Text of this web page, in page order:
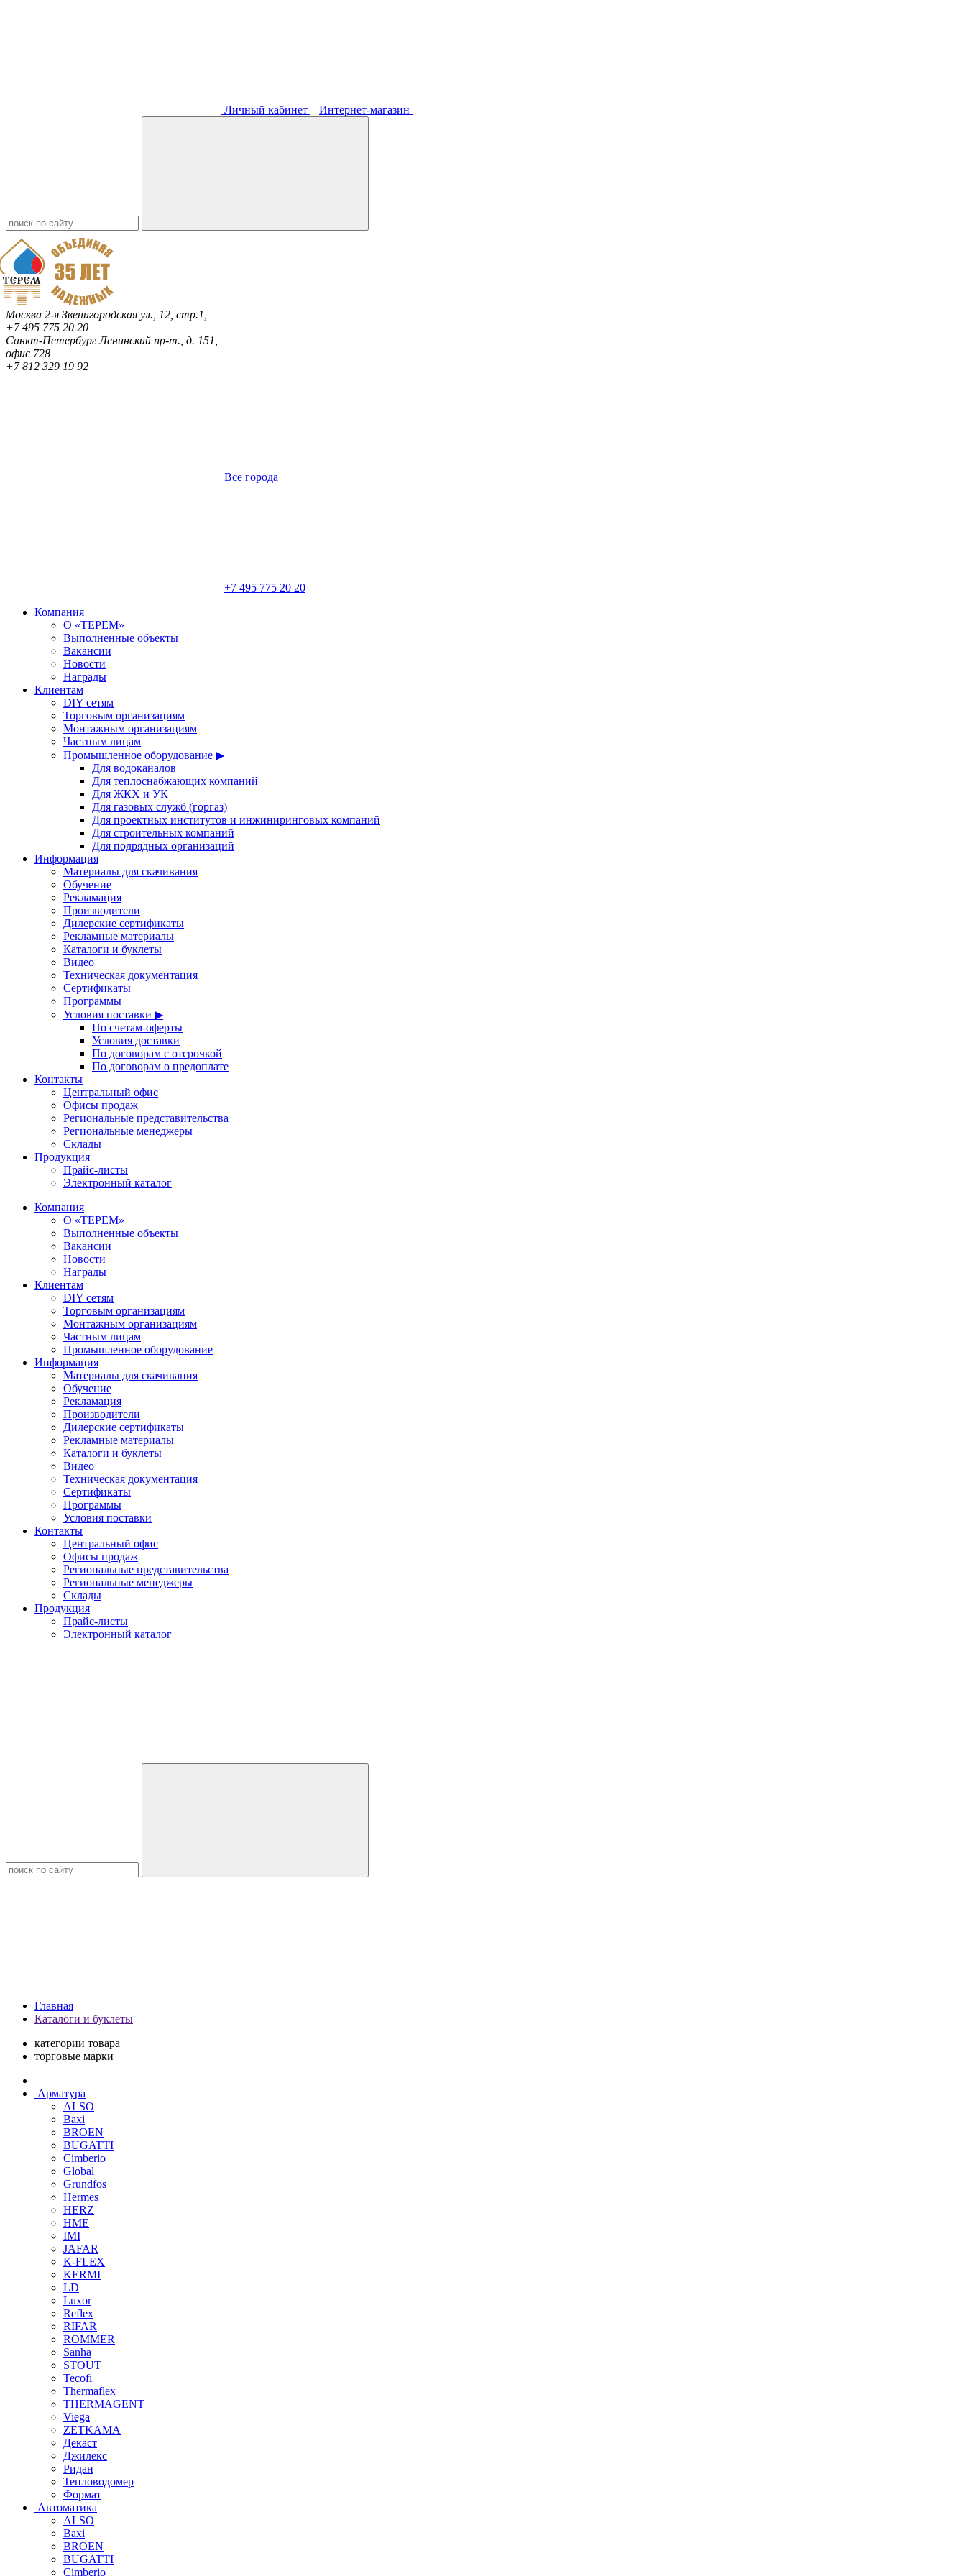
Личный кабинет Интернет-магазин
Москва 2-я Звенигородская ул., 12, стр.1,
+7 495 775 20 20
Санкт-ПетербургЛенинский пр-т., д. 151,
офис 728
+7 812 329 19 92
Все города
+7 495 775 20 20
Компания
О «ТЕРЕМ»
Выполненные объекты
Вакансии
Новости
Награды
Клиентам
DIY сетям
Торговым организациям
Монтажным организациям
Частным лицам
Промышленное оборудование ▶
Для водоканалов
Для теплоснабжающих компаний
Для ЖКХ и УК
Для газовых служб (горгаз)
Для проектных институтов и инжиниринговых компаний
Для строительных компаний
Для подрядных организаций
Информация
Материалы для скачивания
Обучение
Рекламация
Производители
Дилерские сертификаты
Рекламные материалы
Каталоги и буклеты
Видео
Техническая документация
Сертификаты
Программы
Условия поставки ▶
По счетам-оферты
Условия доставки
По договорам с отсрочкой
По договорам о предоплате
Контакты
Центральный офис
Офисы продаж
Региональные представительства
Региональные менеджеры
Склады
Продукция
Прайс-листы
Электронный каталог
Компания
О «ТЕРЕМ»
Выполненные объекты
Вакансии
Новости
Награды
Клиентам
DIY сетям
Торговым организациям
Монтажным организациям
Частным лицам
Промышленное оборудование
Информация
Материалы для скачивания
Обучение
Рекламация
Производители
Дилерские сертификаты
Рекламные материалы
Каталоги и буклеты
Видео
Техническая документация
Сертификаты
Программы
Условия поставки
Контакты
Центральный офис
Офисы продаж
Региональные представительства
Региональные менеджеры
Склады
Продукция
Прайс-листы
Электронный каталог
Главная
Каталоги и буклеты
категории товара
торговые марки
Арматура
ALSO
Baxi
BROEN
BUGATTI
Cimberio
Global
Grundfos
Hermes
HERZ
HME
IMI
JAFAR
K-FLEX
KERMI
LD
Luxor
Reflex
RIFAR
ROMMER
Sanha
STOUT
Tecofi
Thermaflex
THERMAGENT
Viega
ZETKAMA
Декаст
Джилекс
Ридан
Тепловодомер
Формат
Автоматика
ALSO
Baxi
BROEN
BUGATTI
Cimberio